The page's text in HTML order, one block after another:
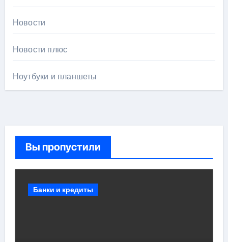
Новости
Новости плюс
Ноутбуки и планшеты
Вы пропустили
Банки и кредиты